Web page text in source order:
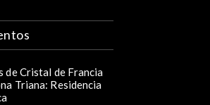
de Cristal de Francia
Triana: Residencia